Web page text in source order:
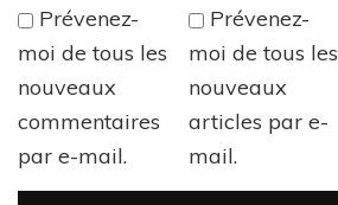
Prévenez-
moi de tous les
nouveaux
commentaires
par e-mail.
Prévenez-
moi de tous les
nouveaux
articles par e-
mail.